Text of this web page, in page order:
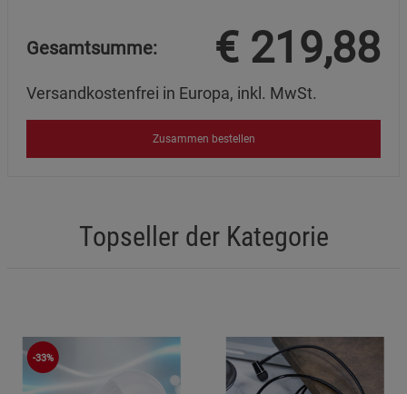
Gesamtsumme: € 219,88
Versandkostenfrei in Europa, inkl. MwSt.
Zusammen bestellen
Topseller der Kategorie
-33%